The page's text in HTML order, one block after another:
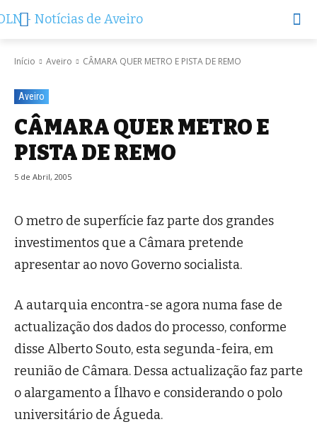
Início Aveiro CÂMARA QUER METRO E PISTA DE REMO
Aveiro
CÂMARA QUER METRO E
PISTA DE REMO
5 de Abril, 2005
O metro de superfície faz parte dos grandes
investimentos que a Câmara pretende
apresentar ao novo Governo socialista.
A autarquia encontra-se agora numa fase de
actualização dos dados do processo, conforme
disse Alberto Souto, esta segunda-feira, em
reunião de Câmara. Dessa actualização faz parte
o alargamento a Ílhavo e considerando o polo
universitário de Águeda.